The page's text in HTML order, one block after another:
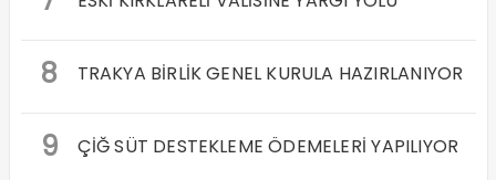
8 TRAKYA BİRLİK GENEL KURULA HAZIRLANIYOR
9 ÇİĞ SÜT DESTEKLEME ÖDEMELERİ YAPILIYOR